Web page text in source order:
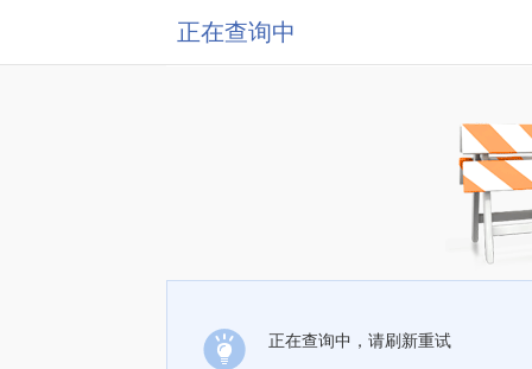
正在查询中
正在查询中，请刷新重试